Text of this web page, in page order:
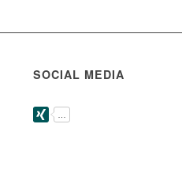
SOCIAL MEDIA